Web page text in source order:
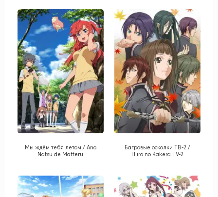
Мы ждём тебя летом / Ano
Natsu de Matteru
Багровые осколки ТВ-2 /
Hiiro no Kakera TV-2